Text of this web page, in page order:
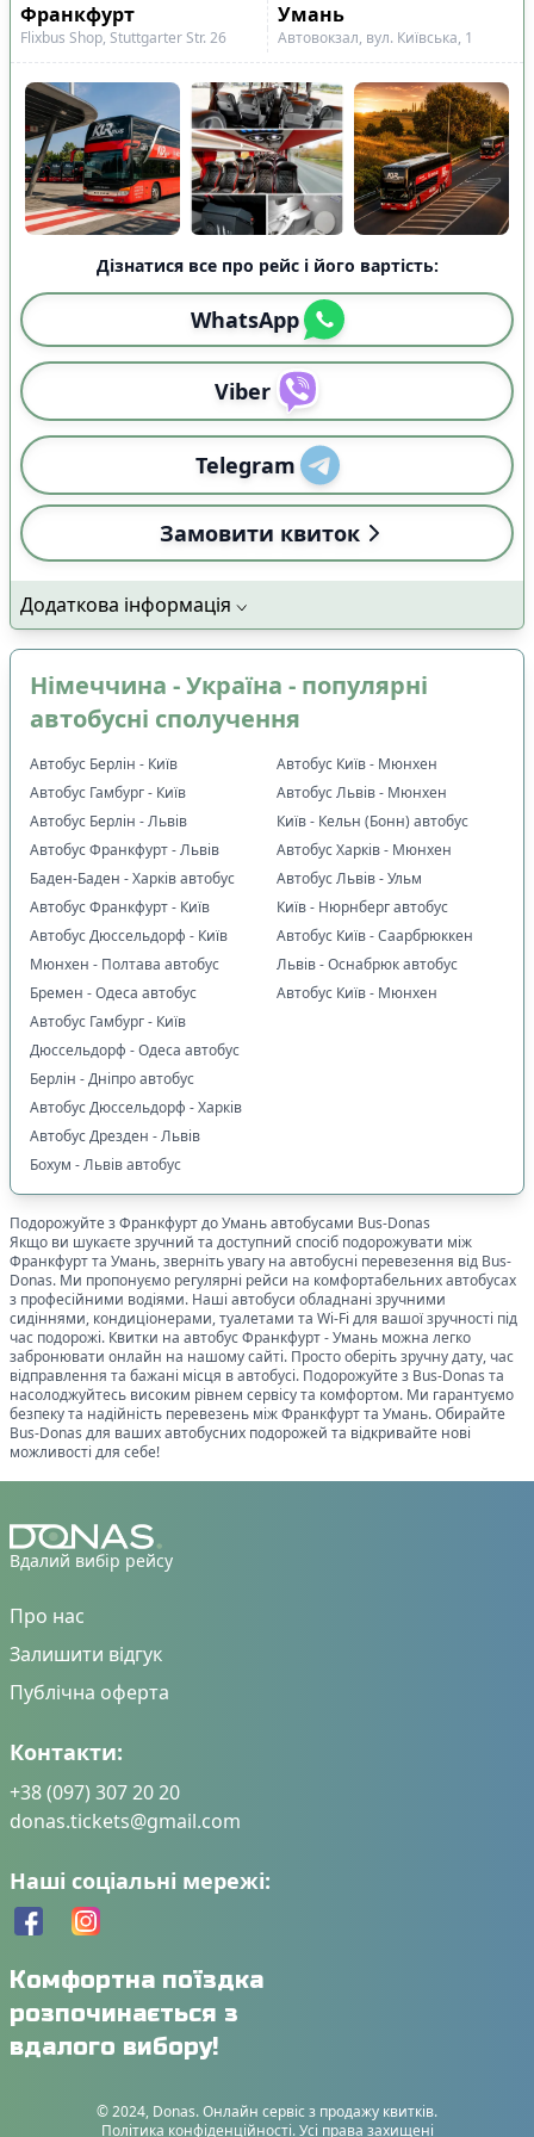
рейси
Скинути
Франкфурт
Умань
Flixbus Shop, Stuttgarter Str. 26 Автовокзал, вул. Київська, 1
Дізнатися все про рейс і його вартість:
WhatsApp
Viber
Telegram
Замовити квиток
Додаткова інформація
Німеччина - Україна - популярні
автобусні сполучення
Автобус Берлін - Київ
Автобус Гамбург - Київ
Автобус Берлін - Львів
Автобус Франкфурт - Львів
Баден-Баден - Харків автобус
Автобус Франкфурт - Київ
Автобус Дюссельдорф - Київ
Мюнхен - Полтава автобус
Бремен - Одеса автобус
Автобус Гамбург - Київ
Дюссельдорф - Одеса автобус
Берлін - Дніпро автобус
Автобус Дюссельдорф - Харків
Автобус Дрезден - Львів
Бохум - Львів автобус
Автобус Київ - Мюнхен
Автобус Львів - Мюнхен
Київ - Кельн (Бонн) автобус
Автобус Харків - Мюнхен
Автобус Львів - Ульм
Київ - Нюрнберг автобус
Автобус Київ - Саарбрюккен
Львів - Оснабрюк автобус
Автобус Київ - Мюнхен
Подорожуйте зФранкфуртдоУманьавтобусами Bus-Donas
Якщо ви шукаєте зручний та доступний спосіб подорожувати між
Франкфуртта Умань, зверніть увагу на автобусні перевезення від Bus-
Donas. Ми пропонуємо регулярні рейси на комфортабельних автобусах
з професійними водіями. Наші автобуси обладнані зручними
сидіннями, кондиціонерами, туалетами та Wi-Fi для вашої зручності під
час подорожі. Квитки на автобусФранкфурт-Умань можна легко
забронювати онлайн на нашому сайті. Просто оберіть зручну дату, час
відправлення та бажані місця в автобусі. Подорожуйте з Bus-Donas та
насолоджуйтесь високим рівнем сервісу та комфортом. Ми гарантуємо
безпеку та надійність перевезень міжФранкфуртта Умань. Обирайте
Bus-Donas для ваших автобусних подорожей та відкривайте нові
можливості для себе!
Вдалий вибір рейсу
Про нас
Залишити відгук
Публічна оферта
Контакти:
+38 (097) 307 20 20
donas.tickets@gmail.com
Наші соціальні мережі:
Комфортна поїздка
розпочинається з
вдалого вибору!
© 2024, Donas. Онлайн сервіс з продажу квитків.
Політика конфіденційності. Усі права захищені